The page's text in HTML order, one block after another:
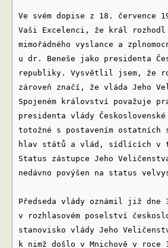
Ve svém dopise z 18. července
Vaši Excelenci, že král
mimořádného vyslance a
u dr. Beneše jako presidenta
republiky. Vysvětlil jsem, že
zároveň značí, že vláda Jeho
Spojeném království považuje
presidenta vlády
totožné s postavením ostatních
hlav států a vlád, sídlících v
Status zástupce Jeho
nedávno povýšen na status
Předseda vlády oznámil již dne
v rozhlasovém poselství
stanovisko vlády Jeho
k nimž došlo v Mnichově v roce